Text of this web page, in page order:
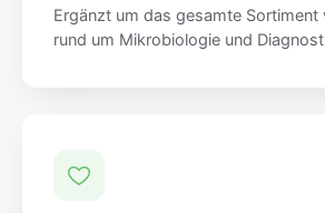
Ergänzt um das gesamte Sortiment
rund um Mikrobiologie und